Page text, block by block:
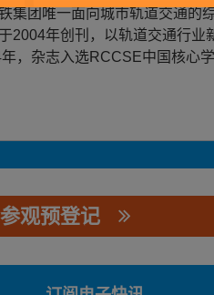
集团唯一面向城市轨道交通的
2004年创刊，以轨道交通行
，杂志入选RCCSE中国核心学
观预登记